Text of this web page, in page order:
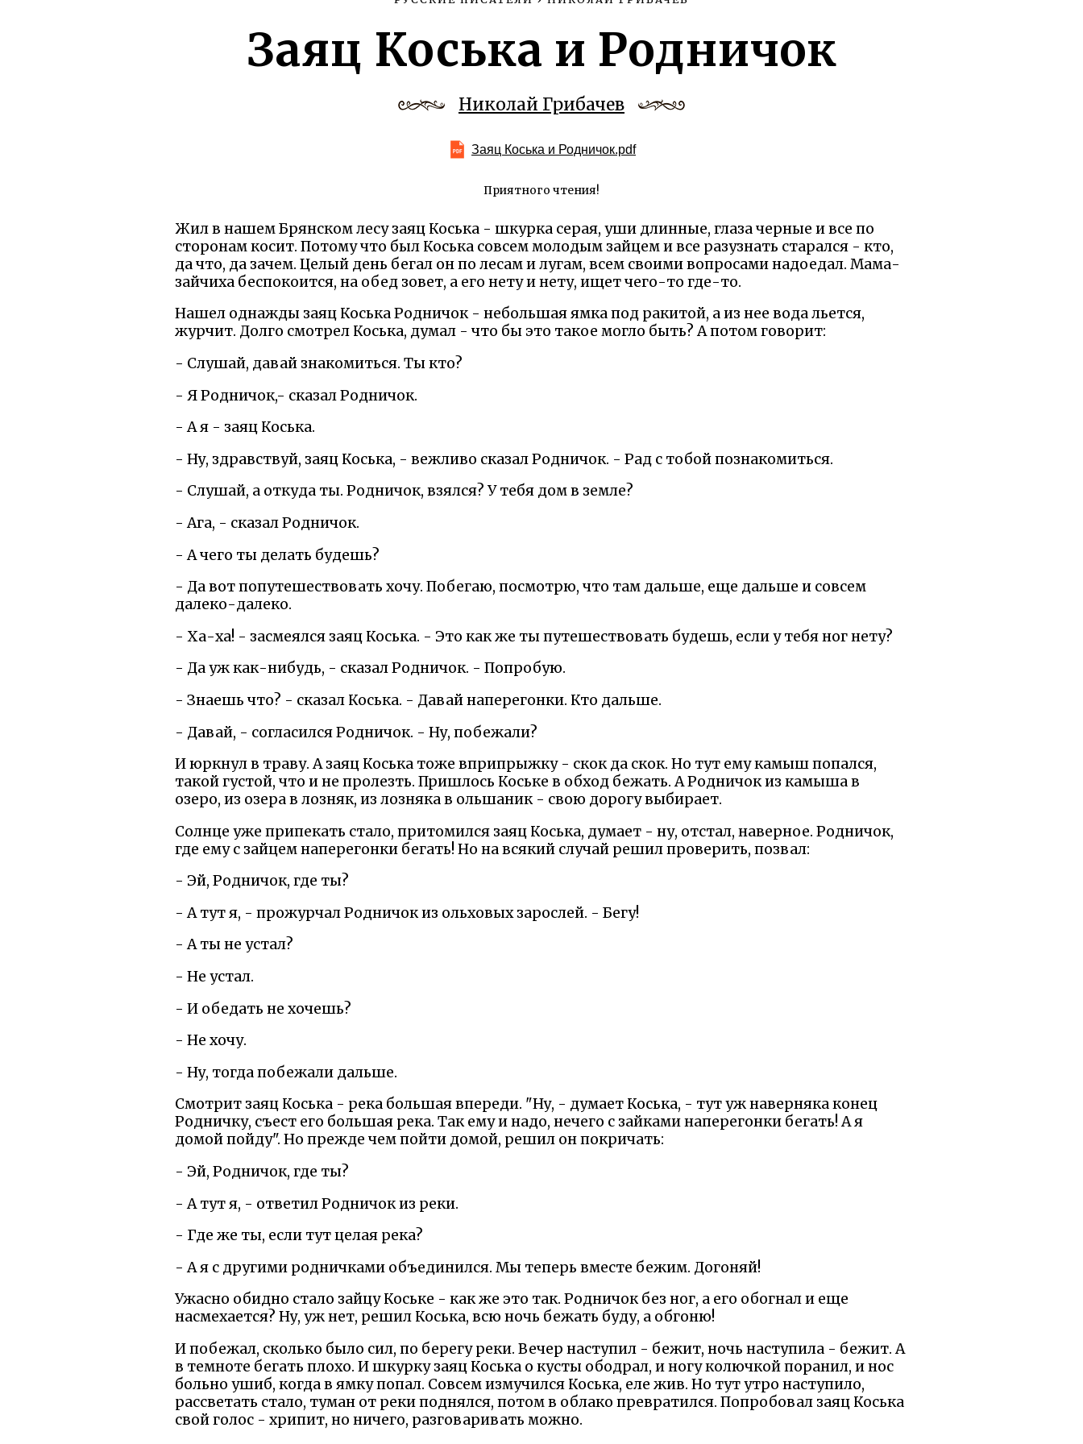
Заяц Коська и Родничок
Николай Грибачев
Заяц Коська и Родничок.pdf
Приятного чтения!
Жил в нашем Брянском лесу заяц Коська - шкурка серая, уши длинные, глаза черные и все по
сторонам косит. Потому что был Коська совсем молодым зайцем и все разузнать старался - кто,
да что, да зачем. Целый день бегал он по лесам и лугам, всем своими вопросами надоедал. Мама-
зайчиха беспокоится, на обед зовет, а его нету и нету, ищет чего-то где-то.
Нашел однажды заяц Коська Родничок - небольшая ямка под ракитой, а из нее вода льется,
журчит. Долго смотрел Коська, думал - что бы это такое могло быть? А потом говорит:
- Слушай, давай знакомиться. Ты кто?
- Я Родничок,- сказал Родничок.
- А я - заяц Коська.
- Ну, здравствуй, заяц Коська, - вежливо сказал Родничок. - Рад с тобой познакомиться.
- Слушай, а откуда ты. Родничок, взялся? У тебя дом в земле?
- Ага, - сказал Родничок.
- А чего ты делать будешь?
- Да вот попутешествовать хочу. Побегаю, посмотрю, что там дальше, еще дальше и совсем
далеко-далеко.
- Ха-ха! - засмеялся заяц Коська. - Это как же ты путешествовать будешь, если у тебя ног нету?
- Да уж как-нибудь, - сказал Родничок. - Попробую.
- Знаешь что? - сказал Коська. - Давай наперегонки. Кто дальше.
- Давай, - согласился Родничок. - Ну, побежали?
И юркнул в траву. А заяц Коська тоже вприпрыжку - скок да скок. Но тут ему камыш попался,
такой густой, что и не пролезть. Пришлось Коське в обход бежать. А Родничок из камыша в
озеро, из озера в лозняк, из лозняка в ольшаник - свою дорогу выбирает.
Солнце уже припекать стало, притомился заяц Коська, думает - ну, отстал, наверное. Родничок,
где ему с зайцем наперегонки бегать! Но на всякий случай решил проверить, позвал:
- Эй, Родничок, где ты?
- А тут я, - прожурчал Родничок из ольховых зарослей. - Бегу!
- А ты не устал?
- Не устал.
- И обедать не хочешь?
- Не хочу.
- Ну, тогда побежали дальше.
Смотрит заяц Коська - река большая впереди. "Ну, - думает Коська, - тут уж наверняка конец
Родничку, съест его большая река. Так ему и надо, нечего с зайками наперегонки бегать! А я
домой пойду". Но прежде чем пойти домой, решил он покричать:
- Эй, Родничок, где ты?
- А тут я, - ответил Родничок из реки.
- Где же ты, если тут целая река?
- А я с другими родничками объединился. Мы теперь вместе бежим. Догоняй!
Ужасно обидно стало зайцу Коське - как же это так. Родничок без ног, а его обогнал и еще
насмехается? Ну, уж нет, решил Коська, всю ночь бежать буду, а обгоню!
И побежал, сколько было сил, по берегу реки. Вечер наступил - бежит, ночь наступила - бежит. А
в темноте бегать плохо. И шкурку заяц Коська о кусты ободрал, и ногу колючкой поранил, и нос
больно ушиб, когда в ямку попал. Совсем измучился Коська, еле жив. Но тут утро наступило,
рассветать стало, туман от реки поднялся, потом в облако превратился. Попробовал заяц Коська
свой голос - хрипит, но ничего, разговаривать можно.